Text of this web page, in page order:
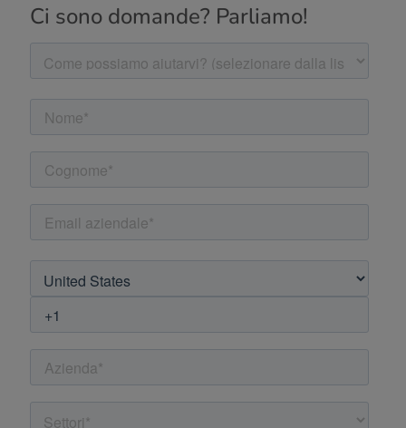
Ci sono domande? Parliamo!